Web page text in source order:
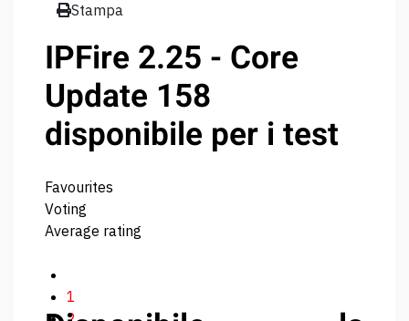
Stampa
IPFire 2.25 - Core
Update 158
disponibile per i test
Favourites
Voting
Average rating
1